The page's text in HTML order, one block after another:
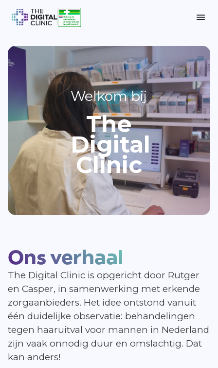
Welkom bij
The
Digital
Clinic
Ons verhaal
The Digital Clinic is opgericht door Rutger
en Casper, in samenwerking met erkende
zorgaanbieders. Het idee ontstond vanuit
één duidelijke observatie: behandelingen
tegen haaruitval voor mannen in Nederland
zijn vaak onnodig duur en omslachtig. Dat
kan anders!